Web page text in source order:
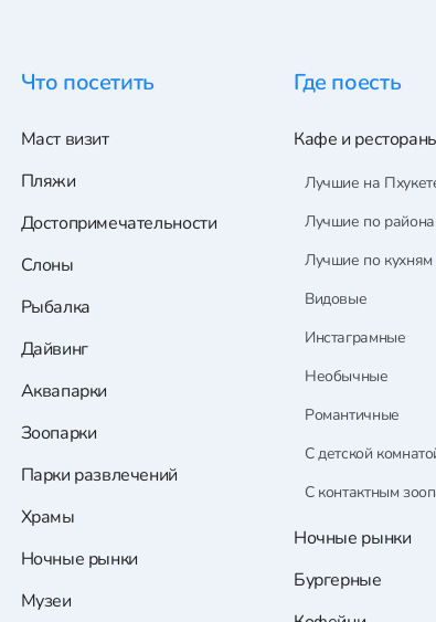
Что посетить
Маст визит
Пляжи
Достопримечательности
Слоны
Рыбалка
Дайвинг
Аквапарки
Зоопарки
Парки развлечений
Храмы
Ночные рынки
Музеи
Где поесть
Кафе и
Лучшие на
Лучшие по
Лучшие по кухням
Видовые
Инстаграмные
Необычные
Романтичные
С детской
С контактным
Ночные рынки
Бургерные